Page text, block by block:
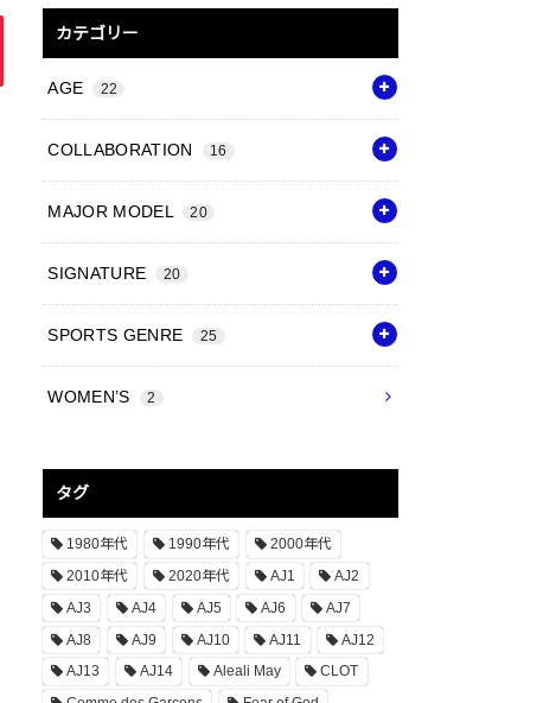
カテゴリー
AGE 22
COLLABORATION 16
MAJOR MODEL 20
SIGNATURE 20
SPORTS GENRE 25
WOMEN’S 2
タグ
1980年代 1990年代
2000年代
2010年代
2020年代 AJ1
AJ2
AJ3
AJ4 AJ5 AJ6
AJ7
AJ8
AJ9 AJ10 AJ11
AJ12
AJ13
AJ14 Aleali May
CLOT